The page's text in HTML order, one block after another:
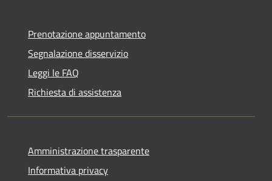
Prenotazione appuntamento
Segnalazione disservizio
Leggi le FAQ
Richiesta di assistenza
Amministrazione trasparente
Informativa privacy